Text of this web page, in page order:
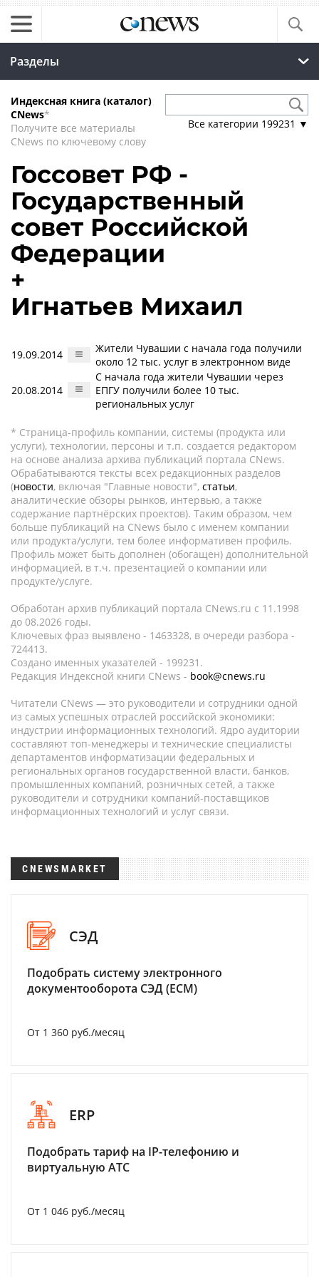
Разделы
Индексная книга (каталог)
CNews*
Получите все материалы
CNews по ключевому слову
Все категории 199231 ▼
Госсовет РФ -
Государственный
совет Российской
Федерации
+
Игнатьев Михаил
19.09.2014
Жители Чувашии с начала года получили
около 12 тыс. услуг в электронном виде
20.08.2014
С начала года жители Чувашии через
ЕПГУ получили более 10 тыс.
региональных услуг
* Страница-профиль компании, системы (продукта или
услуги), технологии, персоны и т.п. создается редактором
на основе анализа архива публикаций портала CNews.
Обрабатываются тексты всех редакционных разделов
(новости, включая "Главные новости", статьи,
аналитические обзоры рынков, интервью, а также
содержание партнёрских проектов). Таким образом, чем
больше публикаций на CNews было с именем компании
или продукта/услуги, тем более информативен профиль.
Профиль может быть дополнен (обогащен) дополнительной
информацией, в т.ч. презентацией о компании или
продукте/услуге.
Обработан архив публикаций портала CNews.ru c 11.1998
до 08.2026 годы.
Ключевых фраз выявлено - 1463328, в очереди разбора -
724413.
Создано именных указателей - 199231.
Редакция Индексной книги CNews - book@cnews.ru
Читатели CNews — это руководители и сотрудники одной
из самых успешных отраслей российской экономики:
индустрии информационных технологий. Ядро аудитории
составляют топ-менеджеры и технические специалисты
департаментов информатизации федеральных и
региональных органов государственной власти, банков,
промышленных компаний, розничных сетей, а также
руководители и сотрудники компаний-поставщиков
информационных технологий и услуг связи.
CNEWSMARKET
СЭД
Подобрать систему электронного
документооборота СЭД (ECM)
От 1 360 руб./месяц
ERP
Подобрать тариф на IP-телефонию и
виртуальную АТС
От 1 046 руб./месяц